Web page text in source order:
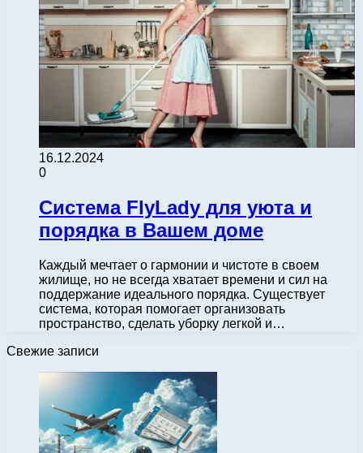
16.12.2024
0
Система FlyLady для уюта и
порядка в Вашем доме
Каждый мечтает о гармонии и чистоте в своем
жилище, но не всегда хватает времени и сил на
поддержание идеального порядка. Существует
система, которая помогает организовать
пространство, сделать уборку легкой и…
Свежие записи